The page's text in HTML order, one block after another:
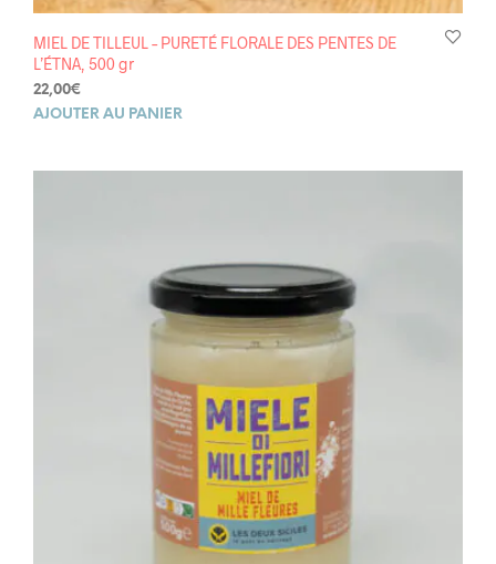
MIEL DE TILLEUL – PURETÉ FLORALE DES PENTES DE
L’ÉTNA, 500 gr
22,00€
AJOUTER AU PANIER